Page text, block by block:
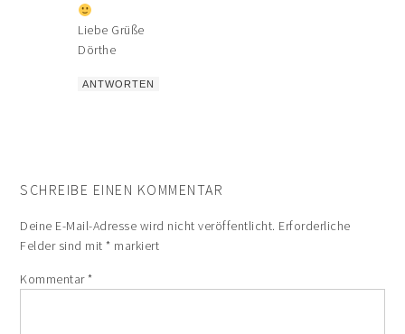
Liebe Grüße
Dörthe
ANTWORTEN
SCHREIBE EINEN KOMMENTAR
Deine E-Mail-Adresse wird nicht veröffentlicht. Erforderliche
Felder sind mit* markiert
Kommentar*